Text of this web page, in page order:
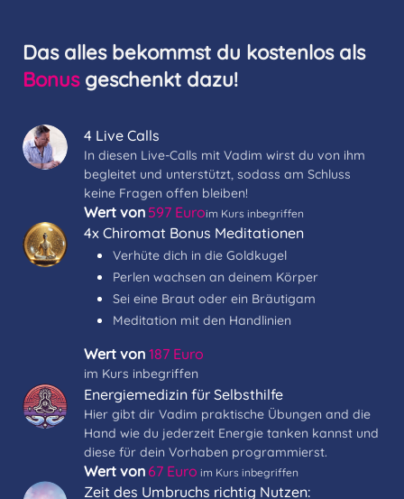
Das alles bekommst du kostenlos als
Bonusgeschenkt dazu!
4 Live Calls
In diesen Live-Calls mit Vadim wirst du von ihm
begleitet und unterstützt, sodass am Schluss
keine Fragen offen bleiben!
Wert von 597 Euroim Kurs inbegriffen
4x Chiromat Bonus Meditationen
Verhüte dich in die Goldkugel
Perlen wachsen an deinem Körper
Sei eine Braut oder ein Bräutigam
Meditation mit den Handlinien
Wert von 187 Euro
im Kurs inbegriffen
Energiemedizin für Selbsthilfe
Hier gibt dir Vadim praktische Übungen and die
Hand wie du jederzeit Energie tanken kannst und
diese für dein Vorhaben programmierst.
Wert von 67 Euro im Kurs inbegriffen
Zeit des Umbruchs richtig Nutzen: